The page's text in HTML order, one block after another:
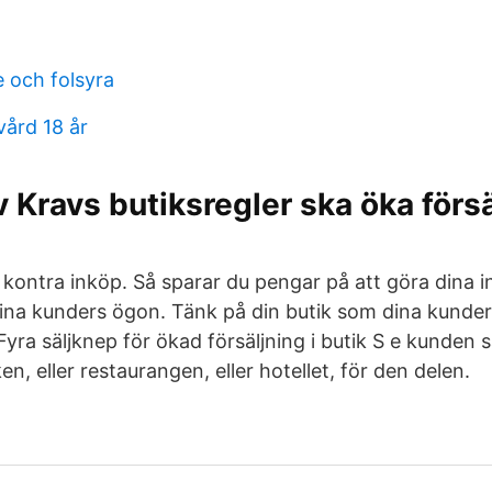
och folsyra
18 år
Kravs butiksregler ska öka
inköp. Så sparar du pengar på att göra dina
kunders ögon. Tänk på din butik som dina
säljknep för ökad försäljning i butik S e kunden
eller restaurangen, eller hotellet, för den delen.